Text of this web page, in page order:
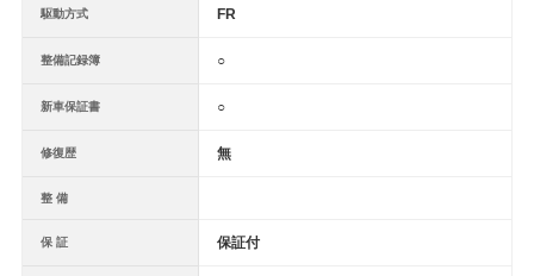
駆動方式 FR
整備記録簿 ○
新車保証書 ○
修復歴 無
整 備
保 証 保証付